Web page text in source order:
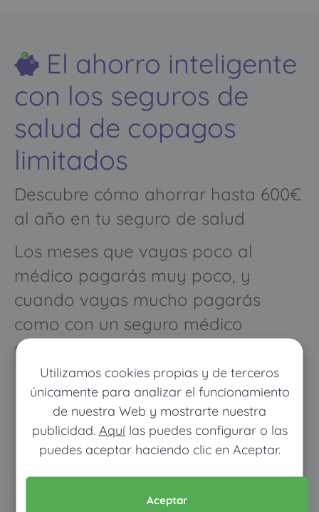
Utilizamos cookies propias y de terceros
únicamente para analizar el funcionamiento
de nuestra Web y mostrarte nuestra
publicidad. Aquílas puedes configurar o las
puedes aceptar haciendo clic en Aceptar.
Aceptar
El ahorro inteligente
con los seguros de
salud de copagos
limitados
Descubre cómo ahorrar hasta 600€
al año en tu seguro de salud
Los meses que vayas poco al
médico pagarás muy poco, y
cuando vayas mucho pagarás
como con un seguro médico
normal
Pon tus datos y descubre